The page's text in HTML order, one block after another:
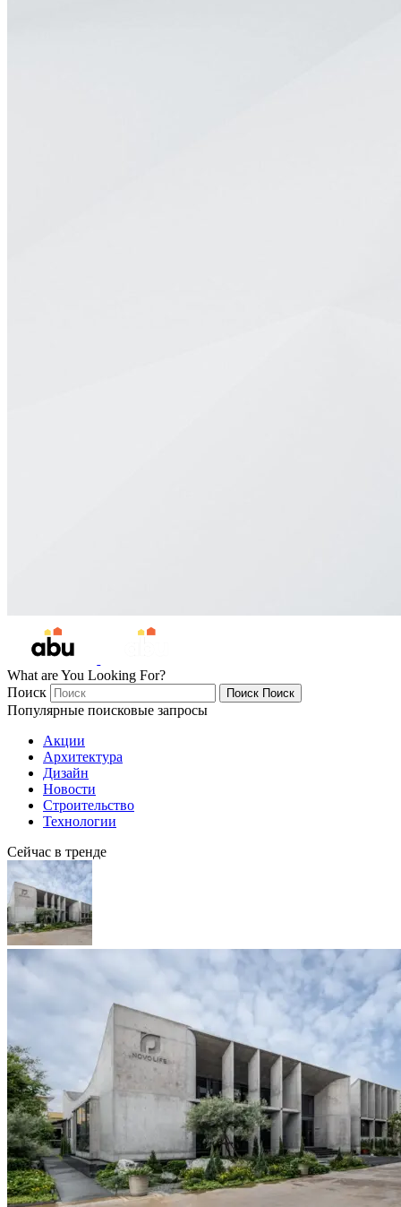
What are You Looking For?
Поиск
Поиск Поиск
Популярные поисковые запросы
Акции
Архитектура
Дизайн
Новости
Строительство
Технологии
Сейчас в тренде